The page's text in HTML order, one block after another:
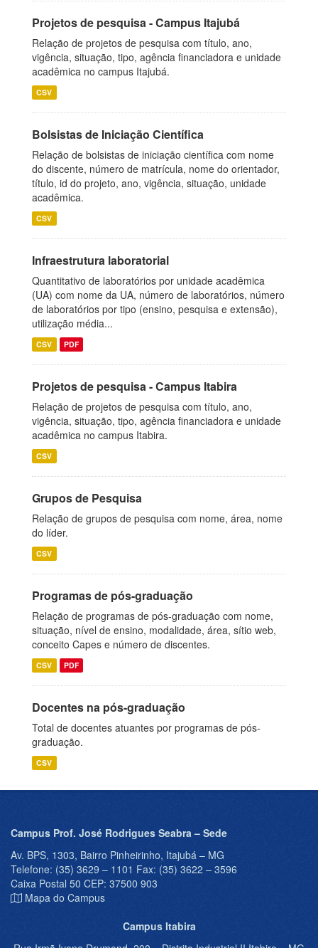
Projetos de pesquisa - Campus Itajubá
Relação de projetos de pesquisa com título, ano,
vigência, situação, tipo, agência financiadora e unidade
acadêmica no campus Itajubá.
CSV
Bolsistas de Iniciação Científica
Relação de bolsistas de iniciação científica com nome
do discente, número de matrícula, nome do orientador,
título, id do projeto, ano, vigência, situação, unidade
acadêmica.
CSV
Infraestrutura laboratorial
Quantitativo de laboratórios por unidade acadêmica
(UA) com nome da UA, número de laboratórios, número
de laboratórios por tipo (ensino, pesquisa e extensão),
utilização média...
CSV PDF
Projetos de pesquisa - Campus Itabira
Relação de projetos de pesquisa com título, ano,
vigência, situação, tipo, agência financiadora e unidade
acadêmica no campus Itabira.
CSV
Grupos de Pesquisa
Relação de grupos de pesquisa com nome, área, nome
do líder.
CSV
Programas de pós-graduação
Relação de programas de pós-graduação com nome,
situação, nível de ensino, modalidade, área, sítio web,
conceito Capes e número de discentes.
CSV PDF
Docentes na pós-graduação
Total de docentes atuantes por programas de pós-
graduação.
CSV
Campus Prof. José Rodrigues Seabra – Sede
Av. BPS, 1303, Bairro Pinheirinho, Itajubá – MG
Telefone: (35) 3629 – 1101 Fax: (35) 3622 – 3596
Caixa Postal 50 CEP: 37500 903
Mapa do Campus
Campus Itabira